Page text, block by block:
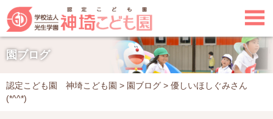

園ブログ
認定こども園 神埼こども園 > 園ブログ > 優しいほしぐみさん
(*^^*)